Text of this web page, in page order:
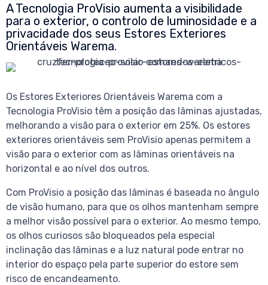
A Tecnologia ProVisio aumenta a visibilidade
para o exterior, o controlo de luminosidade e a
privacidade dos seus Estores Exteriores
Orientáveis Warema.
Os Estores Exteriores Orientáveis Warema com a
Tecnologia ProVisio têm a posição das lâminas ajustadas,
melhorando a visão para o exterior em 25%. Os estores
exteriores orientáveis sem ProVisio apenas permitem a
visão para o exterior com as lâminas orientáveis na
horizontal e ao nível dos outros.
Com ProVisio a posição das lâminas é baseada no ângulo
de visão humano, para que os olhos mantenham sempre
a melhor visão possível para o exterior. Ao mesmo tempo,
os olhos curiosos são bloqueados pela especial
inclinação das lâminas e a luz natural pode entrar no
interior do espaço pela parte superior do estore sem
risco de encandeamento.